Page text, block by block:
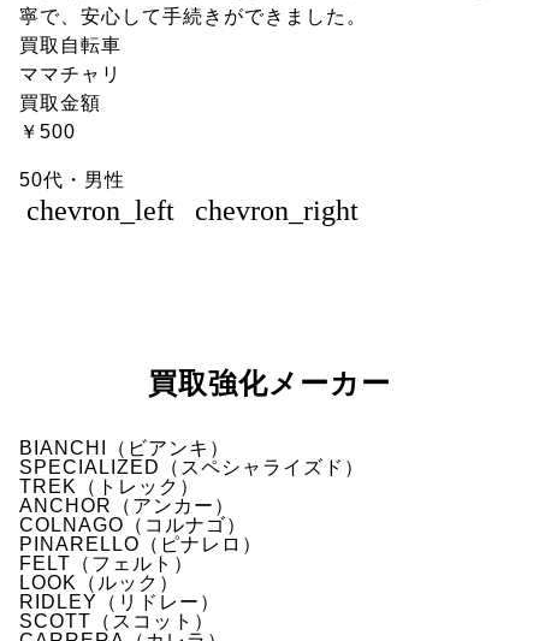
寧で、安心して手続きができました。
買取自転車
ママチャリ
買取金額
￥500
50代・男性
chevron_left chevron_right
買取強化メーカー
BIANCHI（ビアンキ）
SPECIALIZED（スペシャライズド）
TREK（トレック）
ANCHOR（アンカー）
COLNAGO（コルナゴ）
PINARELLO（ピナレロ）
FELT（フェルト）
LOOK（ルック）
RIDLEY（リドレー）
SCOTT（スコット）